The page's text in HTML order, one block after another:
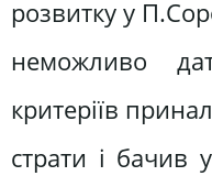
розвитку у
неможливо
критеріїв
страти і бачив